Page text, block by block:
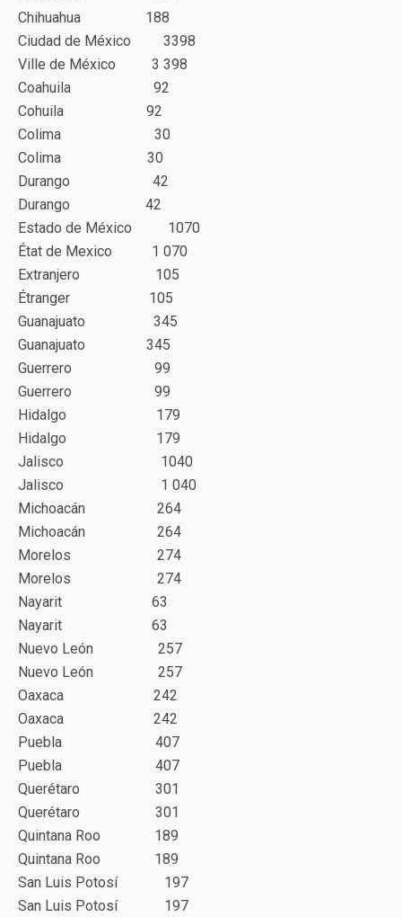
Chihuahua 188
Ciudad de México 3398
Ville de México 3 398
Coahuila 92
Cohuila 92
Colima 30
Colima 30
Durango 42
Durango 42
Estado de México 1070
État de Mexico 1 070
Extranjero 105
Étranger 105
Guanajuato 345
Guanajuato 345
Guerrero 99
Guerrero 99
Hidalgo 179
Hidalgo 179
Jalisco 1040
Jalisco 1 040
Michoacán 264
Michoacán 264
Morelos 274
Morelos 274
Nayarit 63
Nayarit 63
Nuevo León 257
Nuevo León 257
Oaxaca 242
Oaxaca 242
Puebla 407
Puebla 407
Querétaro 301
Querétaro 301
Quintana Roo 189
Quintana Roo 189
San Luis Potosí 197
San Luis Potosí 197